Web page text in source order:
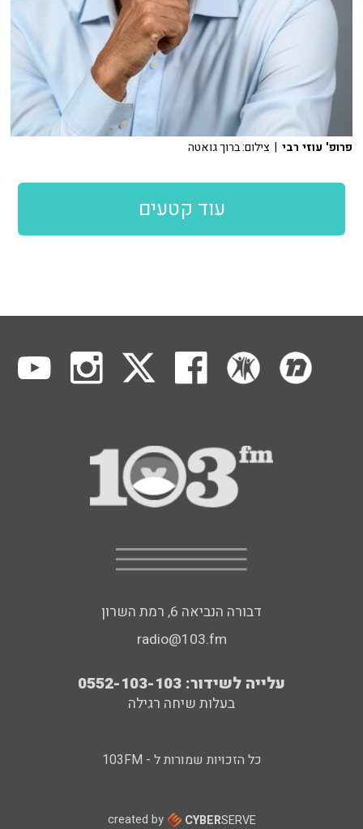
פרופ' עוזי רבי | צילום: ברוך גואטה
עוד קטעים
דבורה הנביאה 6, רמת השרון
radio@103.fm
עלייה לשידור: 0552-103-103
בעלות שיחה רגילה
כל הזכויות שמורות ל - 103FM
created by CYBERSERVE